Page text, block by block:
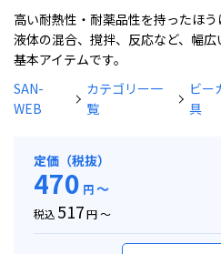
高い耐熱性・耐薬品性を持ったほう
液体の混合、撹拌、反応など、幅
基本アイテムです。
SAN-
WEB
カテゴリー一
覧
ビー
具
定価（税抜）
470 円～
税込 517円 ～